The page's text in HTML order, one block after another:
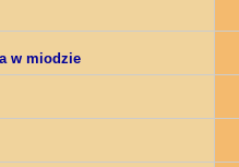
w miodzie